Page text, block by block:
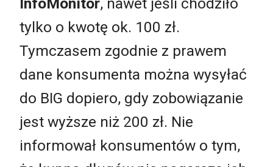
InfoMonitor, nawet jeśli chodziło
tylko o kwotę ok. 100 zł.
Tymczasem zgodnie z prawem
dane konsumenta można wysyłać
do BIG dopiero, gdy zobowiązanie
jest wyższe niż 200 zł. Nie
informował konsumentów o tym,